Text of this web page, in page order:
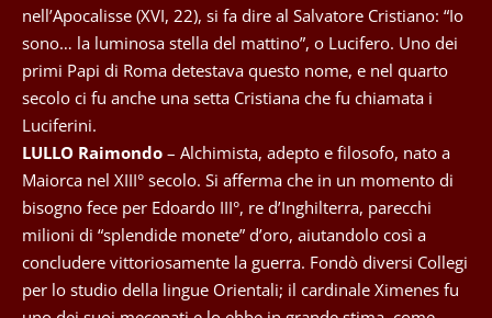
nell’Apocalisse (XVI, 22), si fa dire al Salvatore Cristiano: “Io
sono… la luminosa stella del mattino”, o Lucifero. Uno dei
primi Papi di Roma detestava questo nome, e nel quarto
secolo ci fu anche una setta Cristiana che fu chiamata i
Luciferini.
LULLO Raimondo – Alchimista, adepto e filosofo, nato a
Maiorca nel XIII° secolo. Si afferma che in un momento di
bisogno fece per Edoardo III°, re d’Inghilterra, parecchi
milioni di “splendide monete” d’oro, aiutandolo così a
concludere vittoriosamente la guerra. Fondò diversi Collegi
per lo studio della lingue Orientali; il cardinale Ximenes fu